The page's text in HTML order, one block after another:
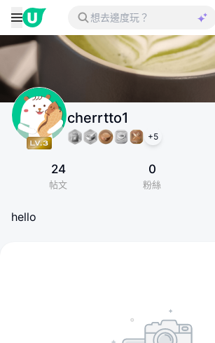
cherrtto1
+5
24
帖文
0
粉絲
hello